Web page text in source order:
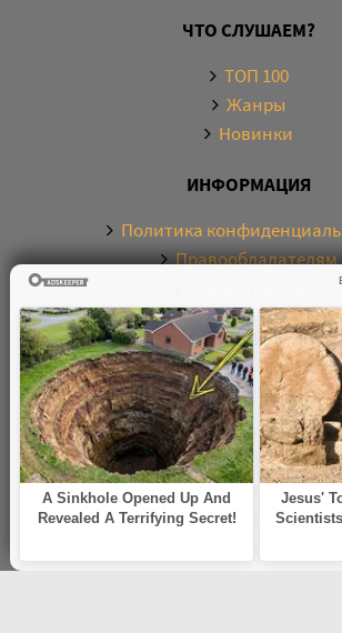
ЧТО СЛУШАЕМ?
ТОП 100
Жанры
Новинки
ИНФОРМАЦИЯ
Политика
Правообладателям
О САЙТЕ
Электронная библиотека
аудиокниг в хорошем качестве.
бесплатно онлайн и без
вопросам обращайтесь на